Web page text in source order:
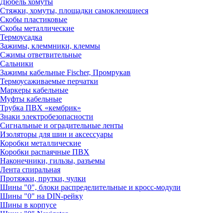
Дюбель хомуты
Стяжки, хомуты, площадки самоклеющиеся
Скобы пластиковые
Скобы металлические
Термоусадка
Зажимы, клеммники, клеммы
Сжимы ответвительные
Сальники
Зажимы кабельные Fischer, Промрукав
Термоусаживаемые перчатки
Маркеры кабельные
Муфты кабельные
Трубка ПВХ «кембрик»
Знаки электробезопасности
Сигнальные и оградительные ленты
Изоляторы для шин и аксессуары
Коробки металлические
Коробки распаячные ПВХ
Наконечники, гильзы, разъемы
Лента спиральная
Протяжки, прутки, чулки
Шины "0", блоки распределительные и кросс-модули
Шины "0" на DIN-рейку
Шины в корпусе